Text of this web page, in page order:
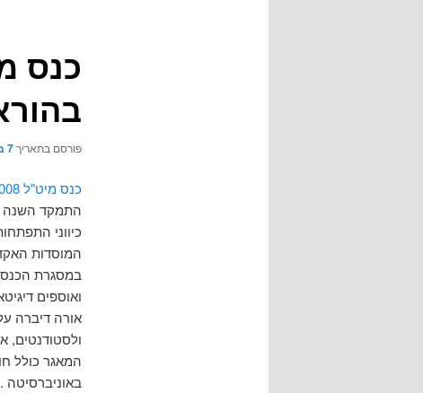
פורסם בתאריך7 באוגוסט 2008
כנס מיט"ל 2008
התמקד השנה
כיווני
המוסדות
במסגרת הכנס
ואוספים
אורה דיברה
ולסטודנטים,
המאגר כולל
באוניברסיטה .